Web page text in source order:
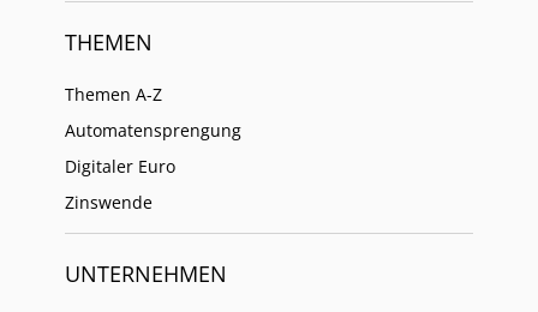
THEMEN
Themen A-Z
Automatensprengung
Digitaler Euro
Zinswende
UNTERNEHMEN